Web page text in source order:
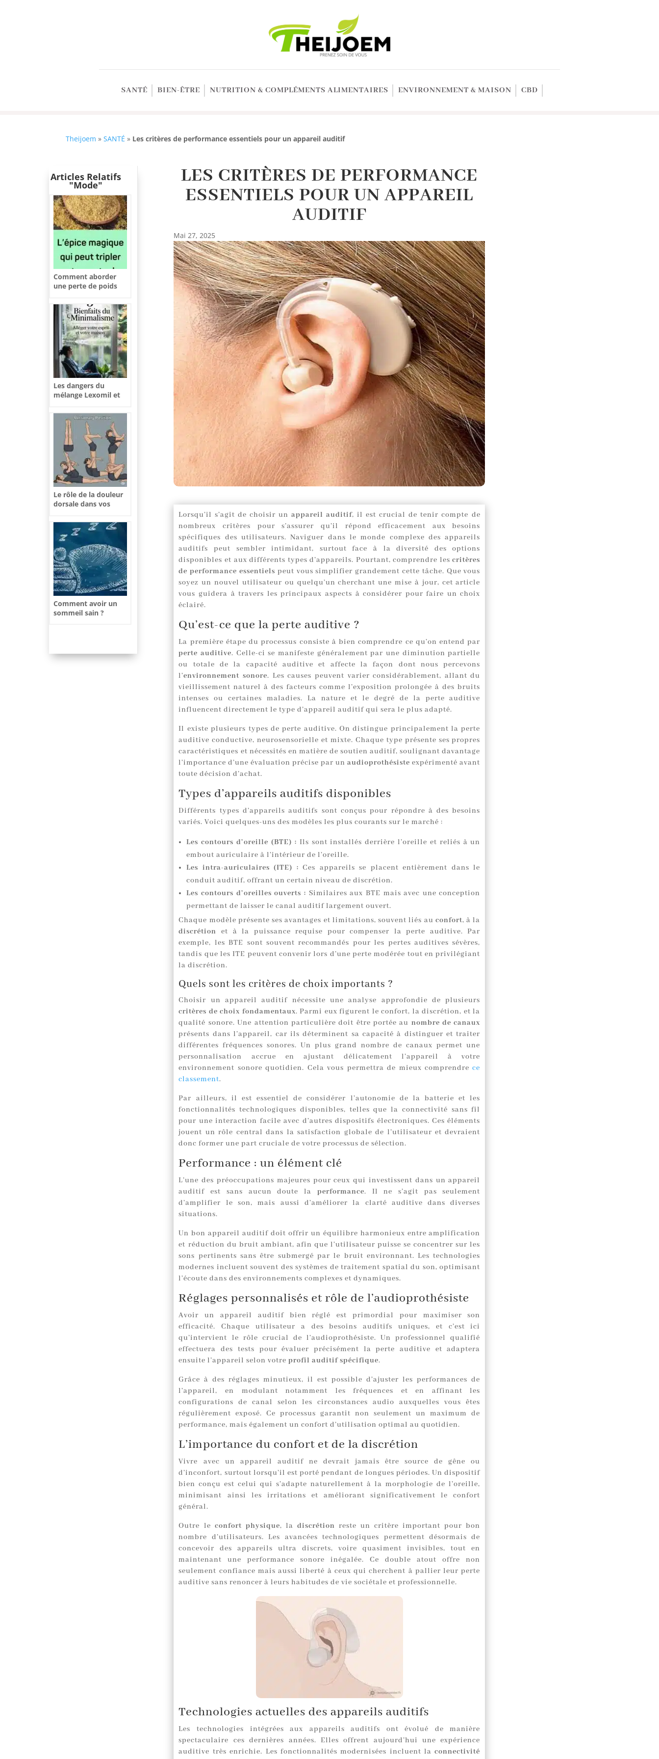
SANTÉ BIEN-ÊTRE NUTRITION & COMPLÉMENTS ALIMENTAIRES ENVIRONNEMENT & MAISON CBD
Theijoem »SANTÉ » Les critères de performance essentiels pour un appareil auditif
Articles Relatifs
"Mode"
Comment aborder
une perte de poids
votre quotidien ?
Les dangers du
mélange Lexomil et
Le rôle de la douleur
dorsale dans vos
Comment avoir un
sommeil sain ?
LES CRITÈRES DE PERFORMANCE
ESSENTIELS POUR UN APPAREIL
AUDITIF
Mai 27, 2025
Lorsqu’il s’agit de choisir unappareil auditif, il est crucial de tenir compte de
nombreux critères pour s’assurer qu’il répond efficacement aux besoins
spécifiques des utilisateurs. Naviguer dans le monde complexe des appareils
auditifs peut sembler intimidant, surtout face à la diversité des options
disponibles et aux différents types d’appareils. Pourtant, comprendre lescritères
de performance essentiels peut vous simplifier grandement cette tâche. Que vous
soyez un nouvel utilisateur ou quelqu’un cherchant une mise à jour, cet article
vous guidera à travers les principaux aspects à considérer pour faire un choix
éclairé.
Qu’est-ce que la perte auditive ?
La première étape du processus consiste à bien comprendre ce qu’on entend par
perte auditive. Celle-ci se manifeste généralement par une diminution partielle
ou totale de la capacité auditive et affecte la façon dont nous percevons
l’environnement sonore. Les causes peuvent varier considérablement, allant du
vieillissement naturel à des facteurs comme l’exposition prolongée à des bruits
intenses ou certaines maladies. La nature et le degré de la perte auditive
influencent directement le type d’appareil auditif qui sera le plus adapté.
Il existe plusieurs types de perte auditive. On distingue principalement la perte
auditive conductive, neurosensorielle et mixte. Chaque type présente ses propres
caractéristiques et nécessités en matière de soutien auditif, soulignant davantage
l’importance d’une évaluation précise par unaudioprothésiste expérimenté avant
toute décision d’achat.
Types d’appareils auditifs disponibles
Différents types d’appareils auditifs sont conçus pour répondre à des besoins
variés. Voici quelques-uns des modèles les plus courants sur le marché :
Les contours d’oreille (BTE) : Ils sont installés derrière l’oreille et reliés à un
embout auriculaire à l’intérieur de l’oreille.
Les intra-auriculaires (ITE) : Ces appareils se placent entièrement dans le
conduit auditif, offrant un certain niveau de discrétion.
Les contours d’oreilles ouverts : Similaires aux BTE mais avec une conception
permettant de laisser le canal auditif largement ouvert.
Chaque modèle présente ses avantages et limitations, souvent liés au confort, à la
discrétion et à la puissance requise pour compenser la perte auditive. Par
exemple, les BTE sont souvent recommandés pour les pertes auditives sévères,
tandis que les ITE peuvent convenir lors d’une perte modérée tout en privilégiant
la discrétion.
Quels sont les critères de choix importants ?
Choisir un appareil auditif nécessite une analyse approfondie de plusieurs
critères de choix fondamentaux. Parmi eux figurent le confort, la discrétion, et la
qualité sonore. Une attention particulière doit être portée au nombre de canaux
présents dans l’appareil, car ils déterminent sa capacité à distinguer et traiter
différentes fréquences sonores. Un plus grand nombre de canaux permet une
personnalisation accrue en ajustant délicatement l’appareil à votre
environnement sonore quotidien. Cela vous permettra de mieux comprendrece
classement.
Par ailleurs, il est essentiel de considérer l’autonomie de la batterie et les
fonctionnalités technologiques disponibles, telles que la connectivité sans fil
pour une interaction facile avec d’autres dispositifs électroniques. Ces éléments
jouent un rôle central dans la satisfaction globale de l’utilisateur et devraient
donc former une part cruciale de votre processus de sélection.
Performance : un élément clé
L’une des préoccupations majeures pour ceux qui investissent dans un appareil
auditif est sans aucun doute la performance. Il ne s’agit pas seulement
d’amplifier le son, mais aussi d’améliorer la clarté auditive dans diverses
situations.
Un bon appareil auditif doit offrir un équilibre harmonieux entre amplification
et réduction du bruit ambiant, afin que l’utilisateur puisse se concentrer sur les
sons pertinents sans être submergé par le bruit environnant. Les technologies
modernes incluent souvent des systèmes de traitement spatial du son, optimisant
l’écoute dans des environnements complexes et dynamiques.
Réglages personnalisés et rôle de l’audioprothésiste
Avoir un appareil auditif bien réglé est primordial pour maximiser son
efficacité. Chaque utilisateur a des besoins auditifs uniques, et c’est ici
qu’intervient le rôle crucial de l’audioprothésiste. Un professionnel qualifié
effectuera des tests pour évaluer précisément la perte auditive et adaptera
ensuite l’appareil selon votreprofil auditif spécifique.
Grâce à des réglages minutieux, il est possible d’ajuster les performances de
l’appareil, en modulant notamment les fréquences et en affinant les
configurations de canal selon les circonstances audio auxquelles vous êtes
régulièrement exposé. Ce processus garantit non seulement un maximum de
performance, mais également un confort d’utilisation optimal au quotidien.
L’importance du confort et de la discrétion
Vivre avec un appareil auditif ne devrait jamais être source de gêne ou
d’inconfort, surtout lorsqu’il est porté pendant de longues périodes. Un dispositif
bien conçu est celui qui s’adapte naturellement à la morphologie de l’oreille,
minimisant ainsi les irritations et améliorant significativement le confort
général.
Outre le confort physique, la discrétion reste un critère important pour bon
nombre d’utilisateurs. Les avancées technologiques permettent désormais de
concevoir des appareils ultra discrets, voire quasiment invisibles, tout en
maintenant une performance sonore inégalée. Ce double atout offre non
seulement confiance mais aussi liberté à ceux qui cherchent à pallier leur perte
auditive sans renoncer à leurs habitudes de vie sociétale et professionnelle.
Technologies actuelles des appareils auditifs
Les technologies intégrées aux appareils auditifs ont évolué de manière
spectaculaire ces dernières années. Elles offrent aujourd’hui une expérience
auditive très enrichie. Les fonctionnalités modernisées incluent laconnectivité